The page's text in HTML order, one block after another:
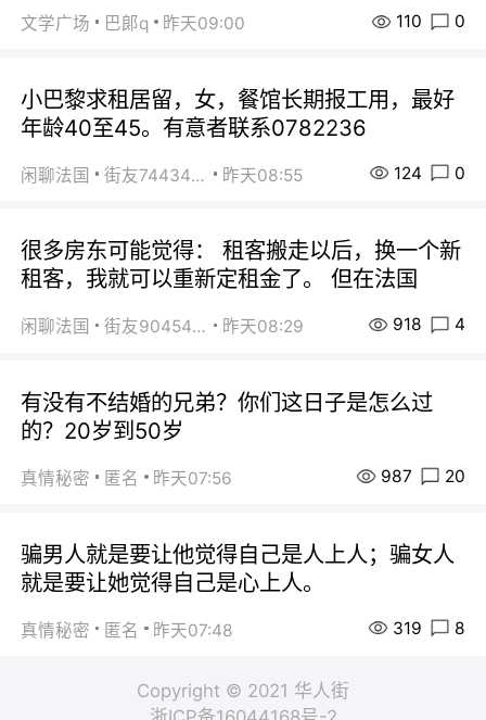
文学广场 巴郞q 昨天09:00 110 0
小巴黎求租居留，女，餐馆长期报工用，最好
年龄40至45。有意者联系0782236
闲聊法国 街友74434350 昨天08:55 124 0
很多房东可能觉得： 租客搬走以后，换一个新
租客，我就可以重新定租金了。 但在法国
闲聊法国 街友90454511 昨天08:29 918 4
有没有不结婚的兄弟？你们这日子是怎么过
的？20岁到50岁
真情秘密 匿名 昨天07:56 987 20
骗男人就是要让他觉得自己是人上人；骗女人
就是要让她觉得自己是心上人。
真情秘密 匿名 昨天07:48 319 8
Copyright © 2021 华人街